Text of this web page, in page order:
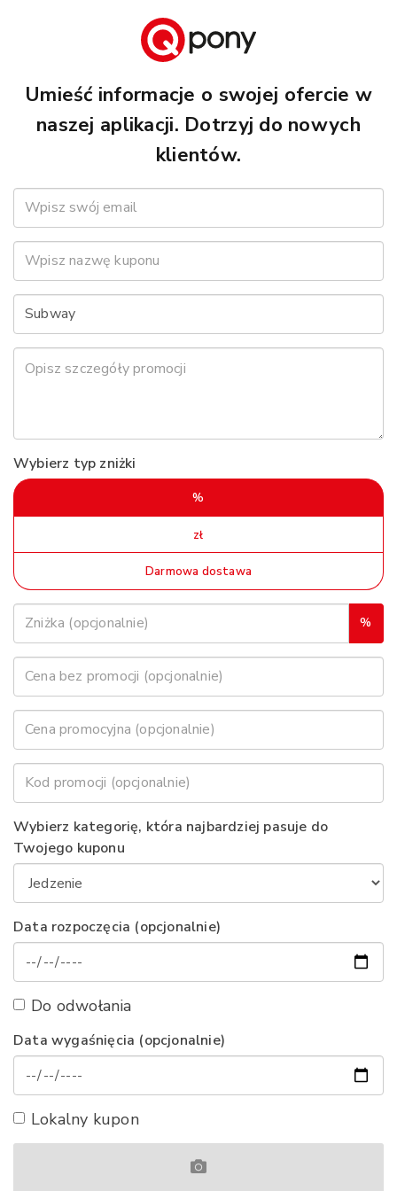
Umieść informacje o swojej ofercie w
naszej aplikacji. Dotrzyj do nowych
klientów.
Wybierz typ zniżki
%
zł
Darmowa dostawa
%
Wybierz kategorię, która najbardziej pasuje do
Twojego kuponu
Data rozpoczęcia (opcjonalnie)
Do odwołania
Data wygaśnięcia (opcjonalnie)
Lokalny kupon